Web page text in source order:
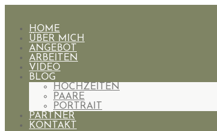
HOME
ÜBER MICH
ANGEBOT
ARBEITEN
VIDEO
BLOG
HOCHZEITEN
PAARE
PORTRAIT
PARTNER
KONTAKT